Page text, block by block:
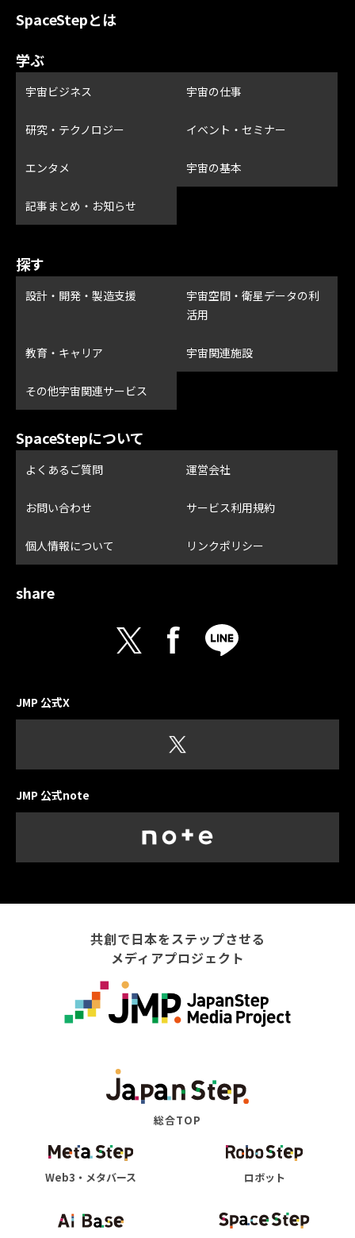
SpaceStepとは
学ぶ
宇宙ビジネス 宇宙の仕事
研究・テクノロジー イベント・セミナー
エンタメ 宇宙の基本
記事まとめ・お知らせ
探す
設計・開発・製造支援
宇宙空間・衛星データの利
活用
教育・キャリア 宇宙関連施設
その他宇宙関連サービス
SpaceStepについて
よくあるご質問 運営会社
お問い合わせ サービス利用規約
個人情報について リンクポリシー
share
JMP 公式X
JMP 公式note
共創で日本をステップさせる
メディアプロジェクト
総合TOP
Web3・メタバース ロボット